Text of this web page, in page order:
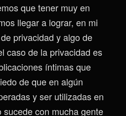
que tener muy en
llegar a lograr, en mi
privacidad y algo de
caso de la privacidad es
íntimas que
de que en algún
y ser utilizadas en
sucede con mucha gente